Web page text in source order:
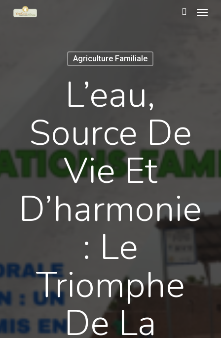
Skip
Agriculture Familiale
L’eau,
Source De
Vie Et
D’harmonie
: Le
Triomphe
De La